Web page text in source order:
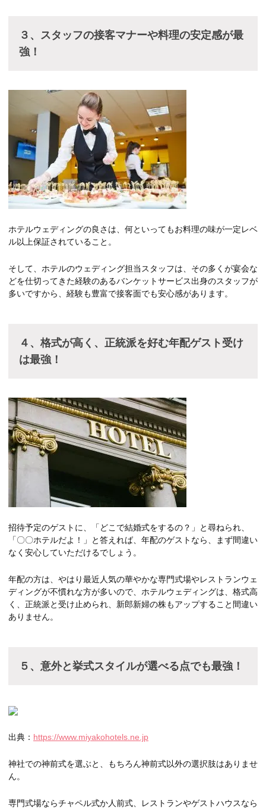
３、スタッフの接客マナーや料理の安定感が最
強！
ホテルウェディングの良さは、何といってもお料理の味が一定レベ
ル以上保証されていること。
そして、ホテルのウェディング担当スタッフは、その多くが宴会な
どを仕切ってきた経験のあるバンケットサービス出身のスタッフが
多いですから、経験も豊富で接客面でも安心感があります。
４、格式が高く、正統派を好む年配ゲスト受け
は最強！
招待予定のゲストに、「どこで結婚式をするの？」と尋ねられ、
「〇〇ホテルだよ！」と答えれば、年配のゲストなら、まず間違い
なく安心していただけるでしょう。
年配の方は、やはり最近人気の華やかな専門式場やレストランウェ
ディングが不慣れな方が多いので、ホテルウェディングは、格式高
く、正統派と受け止められ、新郎新婦の株もアップすること間違い
ありません。
５、意外と挙式スタイルが選べる点でも最強！
出典： https://www.miyakohotels.ne.jp
神社での神前式を選ぶと、もちろん神前式以外の選択肢はありませ
ん。
専門式場ならチャペル式か人前式、レストランやゲストハウスなら